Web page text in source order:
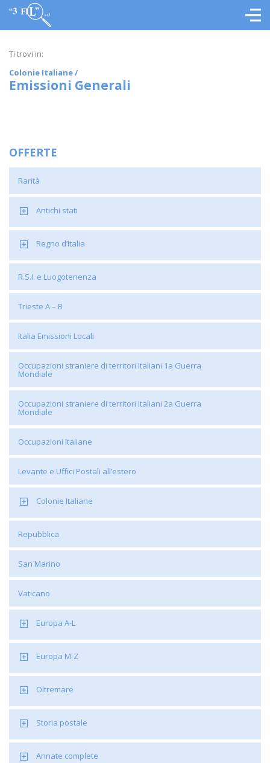
OFFERTE
Rarità
Antichi stati
Regno d’Italia
R.S.I. e Luogotenenza
Trieste A – B
Italia Emissioni Locali
Occupazioni straniere di territori Italiani 1a Guerra
Mondiale
Occupazioni straniere di territori Italiani 2a Guerra
Mondiale
Occupazioni Italiane
Levante e Uffici Postali all’estero
Colonie Italiane
Repubblica
San Marino
Vaticano
Europa A-L
Europa M-Z
Oltremare
Storia postale
Annate complete
Ti trovi in:
Colonie Italiane/
Emissioni Generali